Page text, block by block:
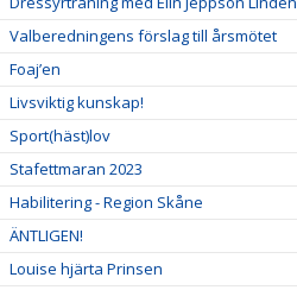
Valberedningens förslag till årsmötet
Foaj’en
Livsviktig kunskap!
Sport(häst)lov
Stafettmaran 2023
Habilitering - Region Skåne
ÄNTLIGEN!
Louise hjärta Prinsen